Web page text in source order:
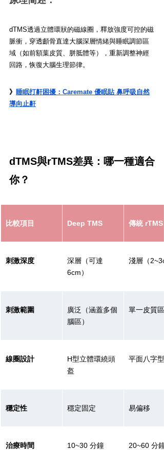
dTMS透過立體環狀的磁線圈，釋放強度可控的磁
脈衝，穿透顱骨直達大腦深層情緒與睡眠調節區
域（如前額葉皮質、胼胝體等），重新調整神經
回路，恢復大腦生理節律。
》 睡眠打鼾困擾：Caremate 優眠貼 鼻呼吸自然
導向止鼾
dTMS與rTMS差異：哪一種適合
你？
比較項目 Deep TMS 傳統 rTMS
刺激深度
深層（可達
6cm）
淺層（
刺激範圍
廣泛（涵蓋多個
腦區）
單一皮質區
線圈設計
H型立體環繞頭
盔
平面八字型
穩定性 穩定固定 易偏移
治療時間 10~30 分鐘 20~60 分鐘